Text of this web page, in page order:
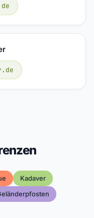
Kadaver